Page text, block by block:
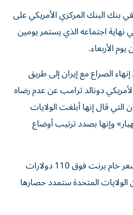
بنك البنك المركزي الأمريكي على
نهاية اجتماعه الذي يستمر يومين
الأربعاء.
الصراع مع إيران ​إلى طريق
دونالد ترامب ‌عن عدم رضاه
قال إنها أبلغت الولايات
وإنها بصدد ⁠ترتيب أوضاع
في غضون ذلك، لا يزال سعر خام برنت فوق 110 دولارات
المتحدة ​ستمدد حصارها